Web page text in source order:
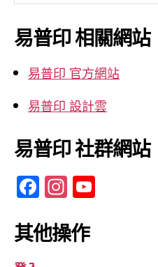
關
鍵
字:
易普印 相關網站
易普印 官方網站
易普印 設計雲
易普印 社群網站
F
c
In
a
其他操作